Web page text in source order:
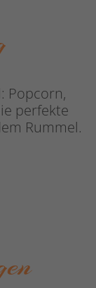
Popcorn,
perfekte
Rummel.